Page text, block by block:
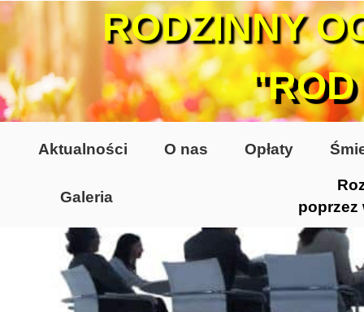
poprzez
Galeria
Lata 70-te, lata 80-te
Altany lata 70-te, 80-te
Aktualności O nas Opłaty
RODZINNY